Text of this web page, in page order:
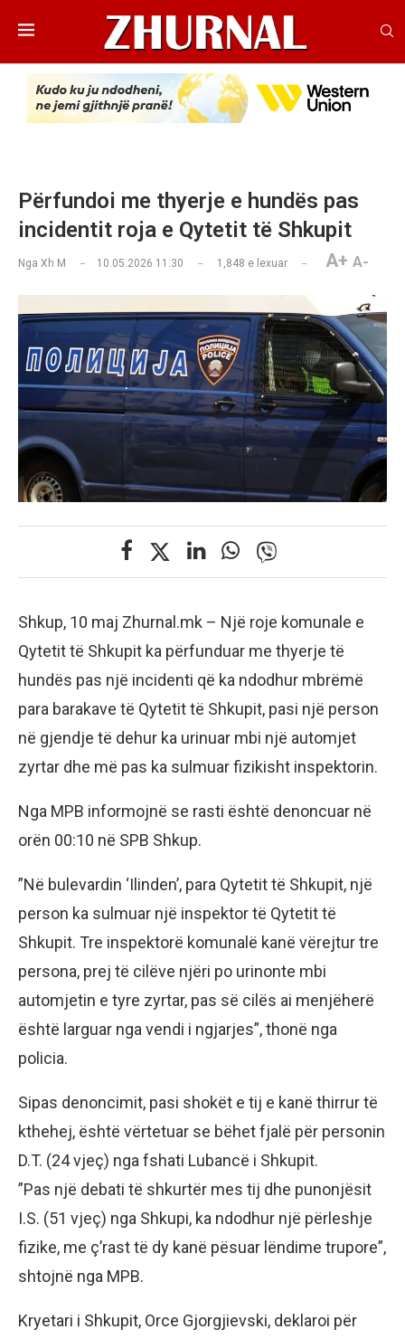
Përfundoi me thyerje e hundës pas
incidentit roja e Qytetit të Shkupit
Nga Xh M 10.05.2026 11:30 1,848 e lexuar A+ A-
Shkup, 10 maj Zhurnal.mk – Një roje komunale e
Qytetit të Shkupit ka përfunduar me thyerje të
hundës pas një incidenti që ka ndodhur mbrëmë
para barakave të Qytetit të Shkupit, pasi një person
në gjendje të dehur ka urinuar mbi një automjet
zyrtar dhe më pas ka sulmuar fizikisht inspektorin.
​Nga MPB informojnë se rasti është denoncuar në
orën 00:10 në SPB Shkup.
​”Në bulevardin ‘Ilinden’, para Qytetit të Shkupit, një
person ka sulmuar një inspektor të Qytetit të
Shkupit. Tre inspektorë komunalë kanë vërejtur tre
persona, prej të cilëve njëri po urinonte mbi
automjetin e tyre zyrtar, pas së cilës ai menjëherë
është larguar nga vendi i ngjarjes”, thonë nga
policia.
​Sipas denoncimit, pasi shokët e tij e kanë thirrur të
kthehej, është vërtetuar se bëhet fjalë për personin
D.T. (24 vjeç) nga fshati Lubancë i Shkupit.
​”Pas një debati të shkurtër mes tij dhe punonjësit
I.S. (51 vjeç) nga Shkupi, ka ndodhur një përleshje
fizike, me ç’rast të dy kanë pësuar lëndime trupore”,
shtojnë nga MPB.
​Kryetari i Shkupit, Orce Gjorgjievski, deklaroi për